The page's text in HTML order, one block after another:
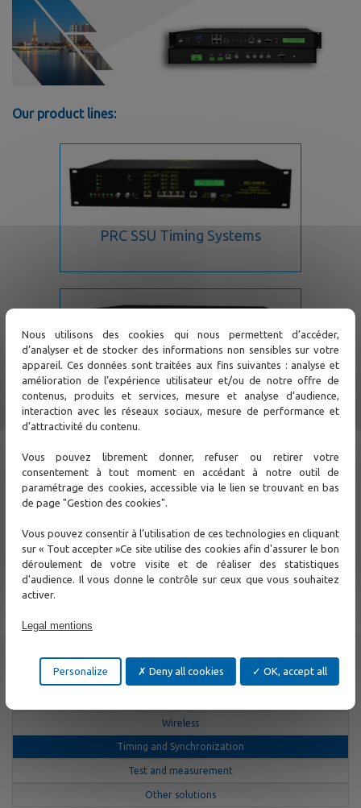
Our product lines:
PRC SSU Timing Systems
NTP PTP time servers
Contact Us
Other
Cybersecurity
MPLS-TP and SONET / SDH, TDM E1/T1/PDH Networks
Wireless
Timing and Synchronization
Test and measurement
Other solutions
Nous utilisons des cookies qui nous permettent d’accéder,
d’analyser et de stocker des informations non sensibles sur votre
appareil. Ces données sont traitées aux fins suivantes : analyse et
amélioration de l’expérience utilisateur et/ou de notre offre de
contenus, produits et services, mesure et analyse d’audience,
interaction avec les réseaux sociaux, mesure de performance et
d’attractivité du contenu.
Vous pouvez librement donner, refuser ou retirer votre
consentement à tout moment en accédant à notre outil de
paramétrage des cookies, accessible via le lien se trouvant en bas
de page "Gestion des cookies".
Vous pouvez consentir à l’utilisation de ces technologies en cliquant
sur « Tout accepter »Ce site utilise des cookies afin d'assurer le bon
déroulement de votre visite et de réaliser des statistiques
d'audience. Il vous donne le contrôle sur ceux que vous souhaitez
activer.
Legal mentions
OK, accept all
Deny all cookies
Personalize